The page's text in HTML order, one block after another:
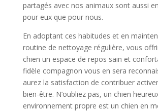
partagés avec nos animaux sont aussi
pour eux que pour nous.
En adoptant ces habitudes et en
routine de nettoyage régulière, vous
chien un espace de repos sain et
fidèle compagnon vous en sera
aurez la satisfaction de contribuer
bien-être. N’oubliez pas, un chien
environnement propre est un chien en